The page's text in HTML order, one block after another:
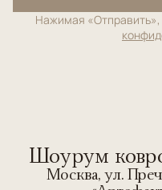
Нажимая
Шоурум
Москва, ул.